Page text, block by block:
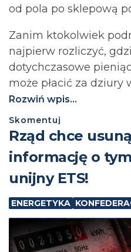
od pola po sklepową
Zanim ktokolwiek
najpierw rozliczyć,
dotychczasowe
może płacić za dziury
Rozwiń wpis...
Skomentuj
Rząd chce
informację o
unijny ETS!
ENERGETYKA